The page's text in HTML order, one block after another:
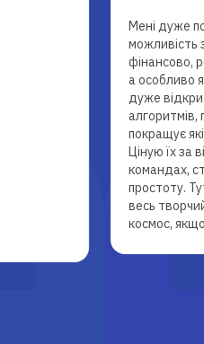
Мені дуже
можливість
фінансово,
а особливо
дуже
алгоритмів,
покращує
Ціную їх за
командах,
простоту.
весь
космос,